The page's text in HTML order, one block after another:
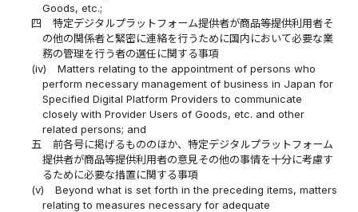
Goods, etc.;
四
特定デジタルプラットフォーム提供者が商品等提供利用者そ
の他の関係者と緊密に連絡を行うために国内において必要な業
務の管理を行う者の選任に関する事項
(iv)
Matters relating to the appointment of persons who
perform necessary management of business in Japan for
Specified Digital Platform Providers to communicate
closely with Provider Users of Goods, etc. and other
related persons; and
五
前各号に掲げるもののほか、特定デジタルプラットフォーム
提供者が商品等提供利用者の意見その他の事情を十分に考慮す
るために必要な措置に関する事項
(v)
Beyond what is set forth in the preceding items, matters
relating to measures necessary for adequate